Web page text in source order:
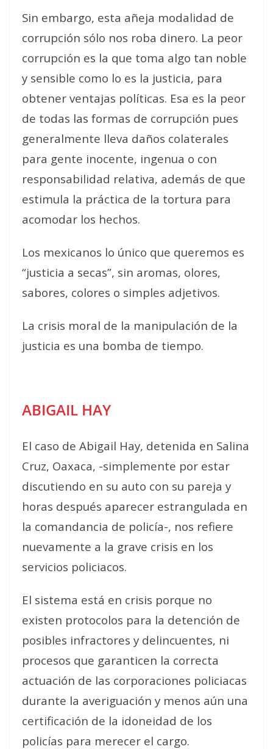
Sin embargo, esta añeja modalidad de
corrupción sólo nos roba dinero. La peor
corrupción es la que toma algo tan noble
y sensible como lo es la justicia, para
obtener ventajas políticas. Esa es la peor
de todas las formas de corrupción pues
generalmente lleva daños colaterales
para gente inocente, ingenua o con
responsabilidad relativa, además de que
estimula la práctica de la tortura para
acomodar los hechos.
Los mexicanos lo único que queremos es
“justicia a secas”, sin aromas, olores,
sabores, colores o simples adjetivos.
La crisis moral de la manipulación de la
justicia es una bomba de tiempo.
ABIGAIL HAY
El caso de Abigail Hay, detenida en Salina
Cruz, Oaxaca, -simplemente por estar
discutiendo en su auto con su pareja y
horas después aparecer estrangulada en
la comandancia de policía-, nos refiere
nuevamente a la grave crisis en los
servicios policiacos.
El sistema está en crisis porque no
existen protocolos para la detención de
posibles infractores y delincuentes, ni
procesos que garanticen la correcta
actuación de las corporaciones policiacas
durante la averiguación y menos aún una
certificación de la idoneidad de los
policías para merecer el cargo.